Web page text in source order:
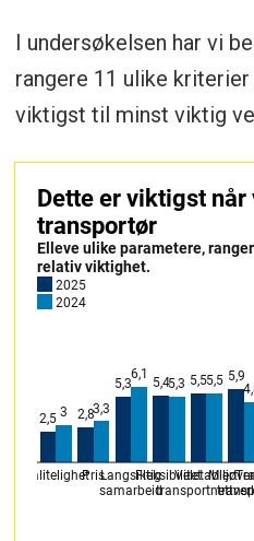
Deltagere: 55
rekke av landets
Spennvidde:
24 ulike
Representativitet:
ikke representativ
norsk vareeier. I
over en milliard
Samlet årlig
mrd. NOK.
I undersøkelsen har vi
rangere 11 ulike
viktigst til minst viktig